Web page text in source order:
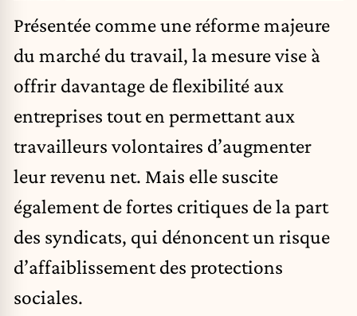
Présentée comme une réforme majeure
du marché du travail, la mesure vise à
offrir davantage de flexibilité aux
entreprises tout en permettant aux
travailleurs volontaires d’augmenter
leur revenu net. Mais elle suscite
également de fortes critiques de la part
des syndicats, qui dénoncent un risque
d’affaiblissement des protections
sociales.